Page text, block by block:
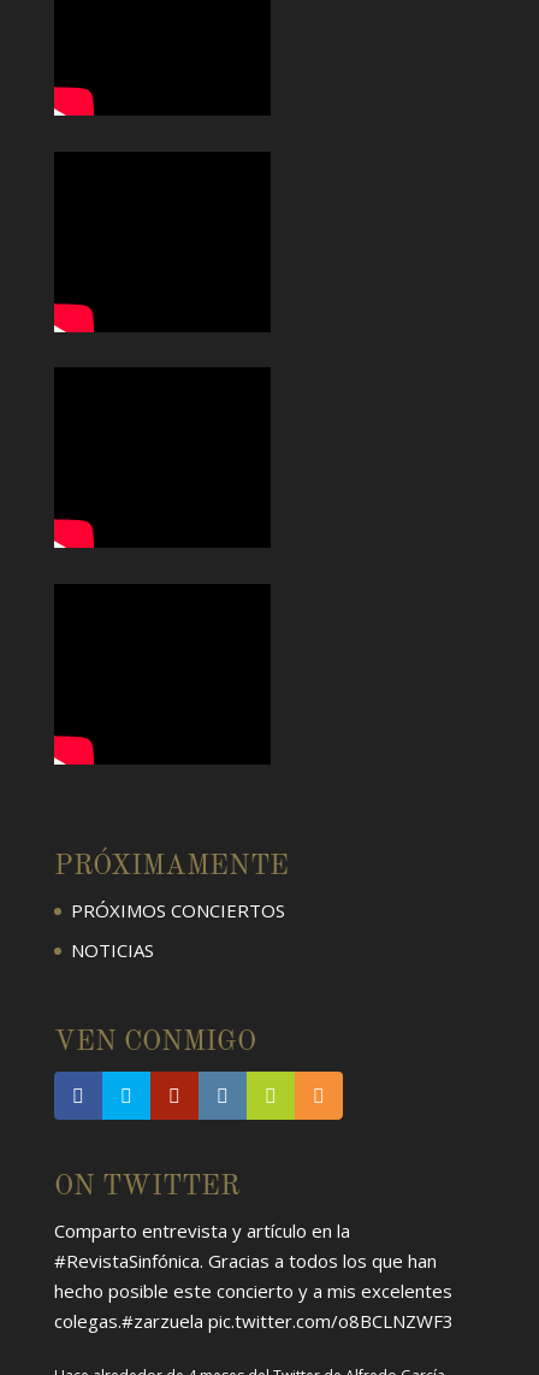
PRÓXIMAMENTE
PRÓXIMOS CONCIERTOS
NOTICIAS
VEN CONMIGO
ON TWITTER
Comparto entrevista y artículo en la
#RevistaSinfónica. Gracias a todos los que han
hecho posible este concierto y a mis excelentes
colegas.#zarzuela pic.twitter.com/o8BCLNZWF3